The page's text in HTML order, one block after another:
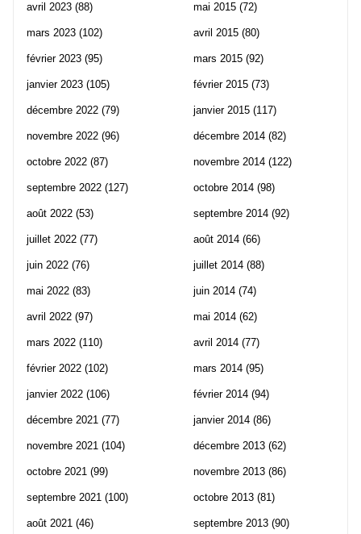
avril 2023 (88)
mars 2023 (102)
février 2023 (95)
janvier 2023 (105)
décembre 2022 (79)
novembre 2022 (96)
octobre 2022 (87)
septembre 2022 (127)
août 2022 (53)
juillet 2022 (77)
juin 2022 (76)
mai 2022 (83)
avril 2022 (97)
mars 2022 (110)
février 2022 (102)
janvier 2022 (106)
décembre 2021 (77)
novembre 2021 (104)
octobre 2021 (99)
septembre 2021 (100)
août 2021 (46)
mai 2015 (72)
avril 2015 (80)
mars 2015 (92)
février 2015 (73)
janvier 2015 (117)
décembre 2014 (82)
novembre 2014 (122)
octobre 2014 (98)
septembre 2014 (92)
août 2014 (66)
juillet 2014 (88)
juin 2014 (74)
mai 2014 (62)
avril 2014 (77)
mars 2014 (95)
février 2014 (94)
janvier 2014 (86)
décembre 2013 (62)
novembre 2013 (86)
octobre 2013 (81)
septembre 2013 (90)